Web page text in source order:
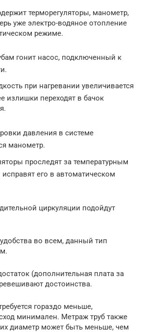
терморегуляторы, манометр,
уже электро-водяное отопление
режиме.
гонит насос, подключенный к
при нагревании увеличивается
излишки переходят в бачок
давления в системе
манометр.
проследят за температурным
его в автоматическом
циркуляции подойдут
во всем, данный тип
(дополнительная плата за
достоинства.
гораздо меньше,
минимален. Метраж труб также
диаметр может быть меньше, чем